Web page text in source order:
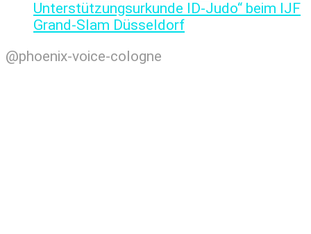
Unterstützungsurkunde ID-Judo“ beim IJF
Grand-Slam Düsseldorf
@phoenix-voice-cologne